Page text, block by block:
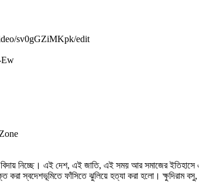
video/sv0gGZiMKpk/edit
Ew
বিদায় নিচ্ছে। এই দেশ, এই জাতি, এই সময় আর সমাজের
স্বদেশভূমিতে ফাঁসিতে ঝুলিয়ে হত্যা করা হলো। ক্ষুদিরাম